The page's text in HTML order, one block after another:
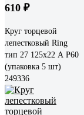
610 ₽
Круг торцевой
лепестковый Ring
тип 27 125х22 А Р60
(упаковка 5 шт)
249336